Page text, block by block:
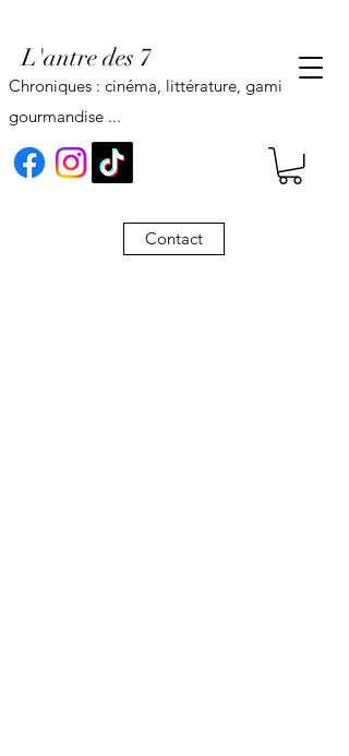
L'antre des 7
Contact
Chroniques : cinéma, littérature, gaming,
gourmandise ...